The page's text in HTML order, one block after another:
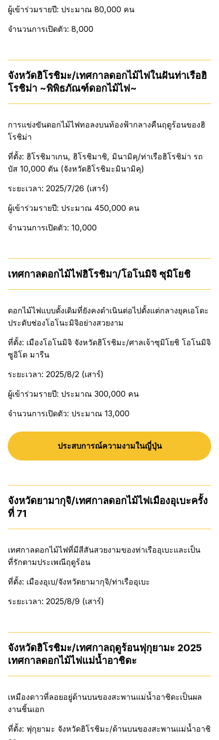
ผู้เข้าร่วมรายปี: ประมาณ 80,000 คน
จำนวนการเปิดตัว: 8,000
จังหวัดฮิโรชิมะ/เทศกาลดอกไม้ไฟในฝันท่าเรือฮิ
โรชิม่า ~พิพิธภัณฑ์ดอกไม้ไฟ~
การแข่งขันดอกไม้ไฟทอลงบนท้องฟ้ากลางคืนฤดูร้อนของฮิ
โรชิม่า
ที่ตั้ง: ฮิโรชิมาเกน, ฮิโรชิมาชิ, มินามิคุ/ท่าเรือฮิโรชิม่า รถ
บัส 10,000 ตัน (จังหวัดฮิโรชิมะมินามิคุ)
ระยะเวลา: 2025/7/26 (เสาร์)
ผู้เข้าร่วมรายปี: ประมาณ 450,000 คน
จำนวนการเปิดตัว: 10,000
เทศกาลดอกไม้ไฟฮิโรชิมา/โอโนมิจิ ซุมิโยชิ
ดอกไม้ไฟแบบดั้งเดิมที่ยังคงดำเนินต่อไปตั้งแต่กลางยุคเอโดะ
ประดับช่องโอโนะมิจิอย่างสวยงาม
ที่ตั้ง: เมืองโอโนมิจิ จังหวัดฮิโรชิมะ/ศาลเจ้าซุมิโยชิ โอโนมิจิ
ซูอิโด มารีน
ระยะเวลา: 2025/8/2 (เสาร์)
ผู้เข้าร่วมรายปี: ประมาณ 300,000 คน
จำนวนการเปิดตัว: ประมาณ 13,000
ประสบการณ์ความงามในญี่ปุ่น
จังหวัดยามากุจิ/เทศกาลดอกไม้ไฟเมืองอุเบะครั้ง
ที่ 71
เทศกาลดอกไม้ไฟที่มีสีสันสวยงามของท่าเรืออุเบะและเป็น
ที่รักตามประเพณีฤดูร้อน
ที่ตั้ง: เมืองอุเบ/จังหวัดยามากุจิ/ท่าเรืออุเบะ
ระยะเวลา: 2025/8/9 (เสาร์)
จังหวัดฮิโรชิมะ/เทศกาลฤดูร้อนฟุกุยามะ 2025
เทศกาลดอกไม้ไฟแม่น้ำอาชิดะ
เหมืองดาวที่ลอยอยู่ด้านบนของสะพานแม่น้ำอาชิดะเป็นผล
งานชิ้นเอก
ที่ตั้ง: ฟุกุยามะ จังหวัดฮิโรชิมะ/ด้านบนของสะพานแม่น้ำอาชิ